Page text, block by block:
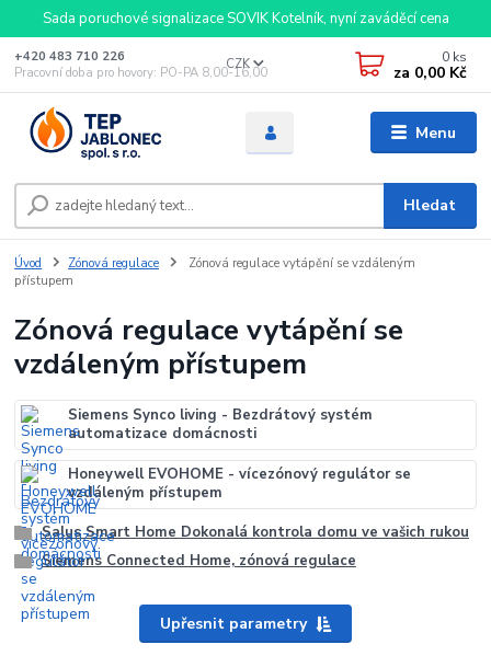
Sada poruchové signalizace SOVIK Kotelník, nyní zaváděcí cena
Menu
CZK
Hledat
+420 483 710 226
Pracovní doba pro hovory: PO-PA 8,00-16,00
0 ks
za 0,00 Kč
Úvod Zónová regulace
Zónová regulace vytápění se vzdáleným
přístupem
Zónová regulace vytápění se
vzdáleným přístupem
Siemens Synco living - Bezdrátový systém
automatizace domácnosti
Honeywell EVOHOME - vícezónový regulátor se
vzdáleným přístupem
Salus Smart Home Dokonalá kontrola domu ve vašich rukou
Siemens Connected Home, zónová regulace
Upřesnit parametry